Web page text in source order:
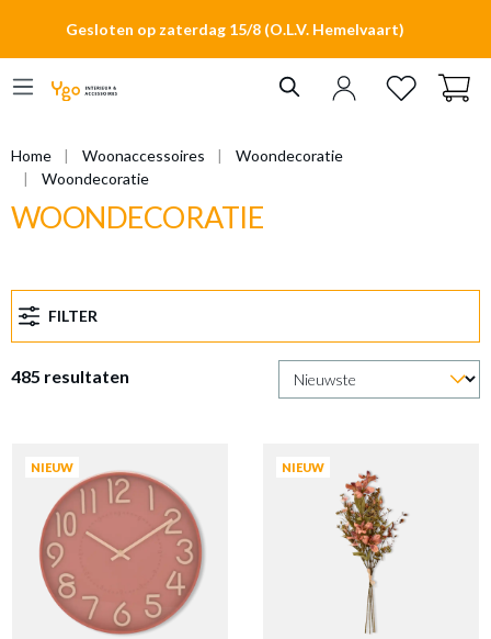
Gesloten op zaterdag 15/8 (O.L.V. Hemelvaart)
Home Woonaccessoires
Woondecoratie
Woondecoratie
WOONDECORATIE
FILTER
485 resultaten
NIEUW NIEUW